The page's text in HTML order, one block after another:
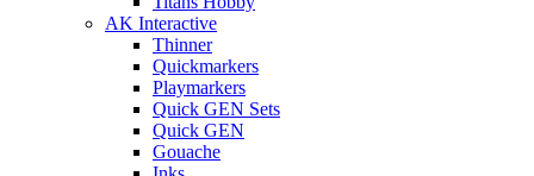
AK Interactive
Thinner
Quickmarkers
Playmarkers
Quick GEN Sets
Quick GEN
Gouache